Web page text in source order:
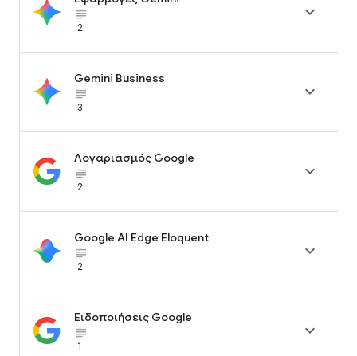
subject_black
2

Gemini Business
subject_black
3

Λογαριασμός Google
subject_black
2

Google AI Edge Eloquent
subject_black
2

Ειδοποιήσεις Google
subject_black
1
